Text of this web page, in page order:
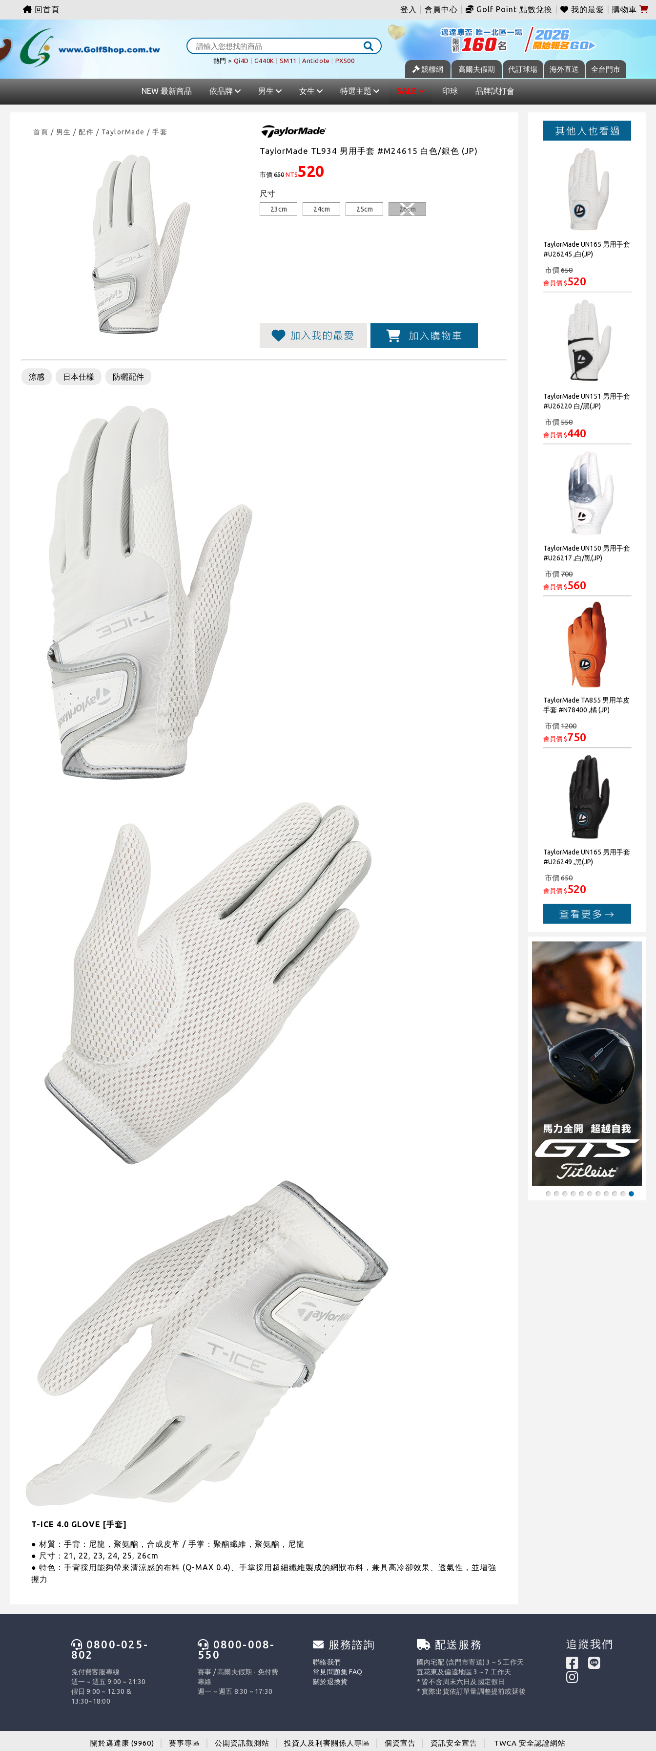
回首頁 登入 會員中心 Golf Point 點數兌換 我的最愛 購物車
熱門 > Qi4D G440K SM11 Antidote PX500
競標網 高爾夫假期 代訂球場 海外直送 全台門市
NEW 最新商品 依品牌 男生 女生 特選主題 SALE 印球 品牌試打會
首頁 / 男生 / 配件 / TaylorMade / 手套
TaylorMade TL934 男用手套 #M24615 白色/銀色 (JP)
市價 650 NT$520
尺寸
23cm 24cm 25cm 26cm
涼感 日本仕樣 防曬配件
T-ICE 4.0 GLOVE [手套]
● 材質：手背：尼龍，聚氨酯，合成皮革 / 手掌：聚酯纖維，聚氨酯，尼龍
● 尺寸：21, 22, 23, 24, 25, 26cm
● 特色：手背採用能夠帶來清涼感的布料 (Q-MAX 0.4)、手掌採用超細纖維製成的網狀布料，兼具高冷卻效果、透氣性，並增強
握力
TaylorMade UN165 男用手套
#U26245 ,白(JP)
市價650
會員價 $520
TaylorMade UN151 男用手套
#U26220 白/黑(JP)
市價550
會員價 $440
TaylorMade UN150 男用手套
#U26217 ,白/黑(JP)
市價700
會員價 $560
TaylorMade TA855 男用羊皮
手套 #N78400 ,橘 (JP)
市價1200
會員價 $750
TaylorMade UN165 男用手套
#U26249 ,黑(JP)
市價650
會員價 $520
0800-025-
802
免付費客服專線
週一 ~ 週五 9:00 ~ 21:30
假日 9:00 ~ 12:30 &
13:30~18:00
0800-008-
550
賽事 / 高爾夫假期 - 免付費
專線
週一 ~ 週五 8:30 ~ 17:30
服務諮詢
聯絡我們
常見問題集 FAQ
關於退換貨
配送服務
國內宅配 (含門市寄送) 3 ~ 5 工作天
宜花東及偏遠地區 3 ~ 7 工作天
* 皆不含周末六日及國定假日
* 實際出貨依訂單量調整提前或延後
追蹤我們
關於邁達康 (9960) 賽事專區 公開資訊觀測站 投資人及利害關係人專區 個資宣告 資訊安全宣告 TWCA 安全認證網站